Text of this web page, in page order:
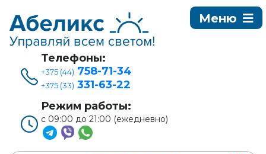
Телефоны:
+375 (44) 758-71-34
+375 (33) 331-63-22
Режим работы:
с 09:00 до 21:00 (ежедневно)